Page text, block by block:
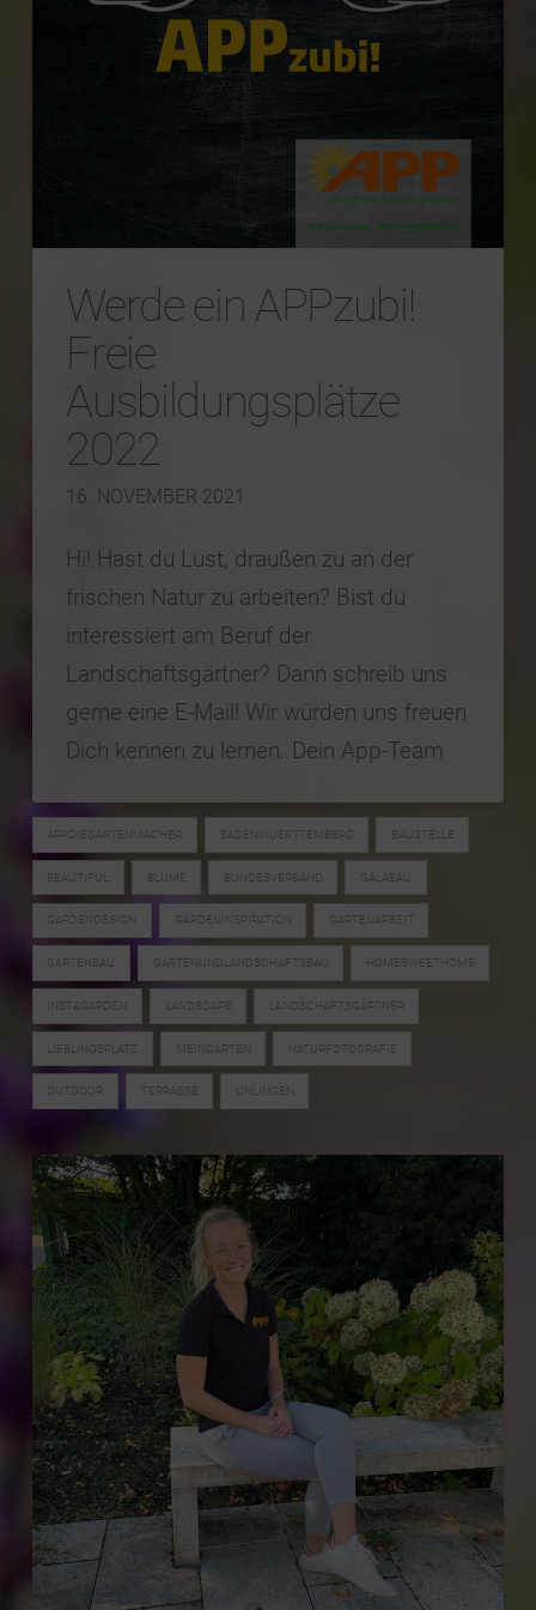
Werde ein APPzubi!
Freie
Ausbildungsplätze
2022
16. NOVEMBER 2021
Hi! Hast du Lust, draußen zu an der
frischen Natur zu arbeiten? Bist du
interessiert am Beruf der
Landschaftsgärtner? Dann schreib uns
gerne eine E-Mail! Wir würden uns freuen
Dich kennen zu lernen. Dein App-Team
APPDIEGARTENMACHER BADENWUERTTEMBERG BAUSTELLE
BEAUTIFUL BLUME BUNDESVERBAND GALABAU
GARDENDESIGN GARDENINSPIRATION GARTENARBEIT
GARTENBAU GARTENUNDLANDSCHAFTSBAU HOMESWEETHOME
INSTAGARDEN LANDSCAPE LANDSCHAFTSGÄRTNER
LIEBLINGSPLATZ MEINGARTEN NATURFOTOGRAFIE
OUTDOOR TERRASSE UNLINGEN